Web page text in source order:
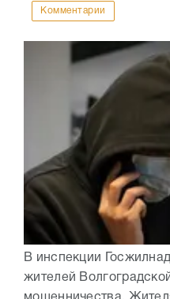
Комментарии
В инспекции
жителей